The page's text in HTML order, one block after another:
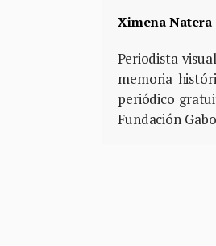
Ximena Natera
Periodista
memoria
periódico
Fundación